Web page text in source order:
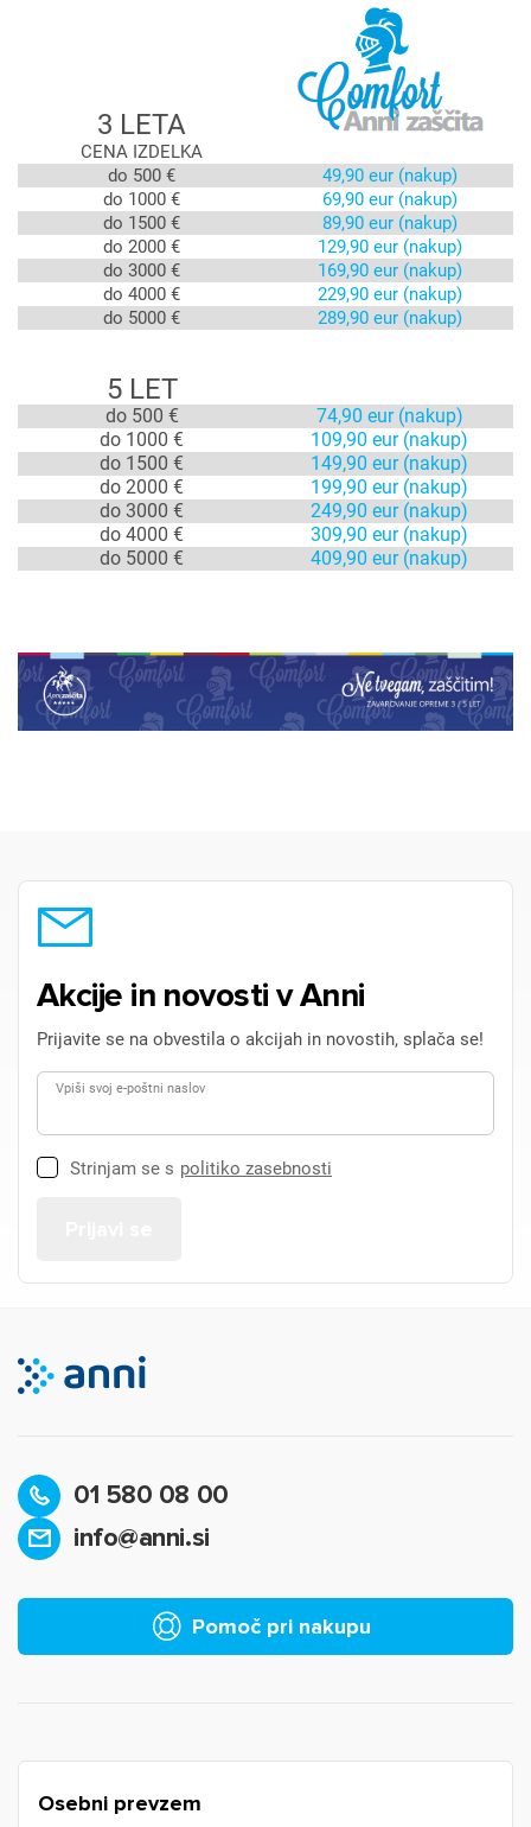
3 LETA
CENA IZDELKA
do 500 €
49,90 eur (nakup)
do 1000 €
69,90 eur (nakup)
do 1500 €
89,90 eur (nakup)
do 2000 €
129,90 eur (nakup)
do 3000 €
169,90 eur (nakup)
do 4000 €
229,90 eur (nakup)
do 5000 €
289,90 eur (nakup)
5 LET
do 500 €
74,90 eur (nakup)
do 1000 €
109,90 eur (nakup)
do 1500 €
149,90 eur (nakup)
do 2000 €
199,90 eur (nakup)
do 3000 €
249,90 eur (nakup)
do 4000 €
309,90 eur (nakup)
do 5000 €
409,90 eur (nakup)
Akcije in novosti v Anni
Prijavite se na obvestila o akcijah in novostih, splača se!
Vpiši svoj e-poštni naslov
Strinjam se s politiko zasebnosti
01 580 08 00
info@anni.si
Pomoč pri nakupu
Osebni prevzem
Prijava
Za dodajanje na seznam želja morate biti prijavljeni.
Prekliči Prijava